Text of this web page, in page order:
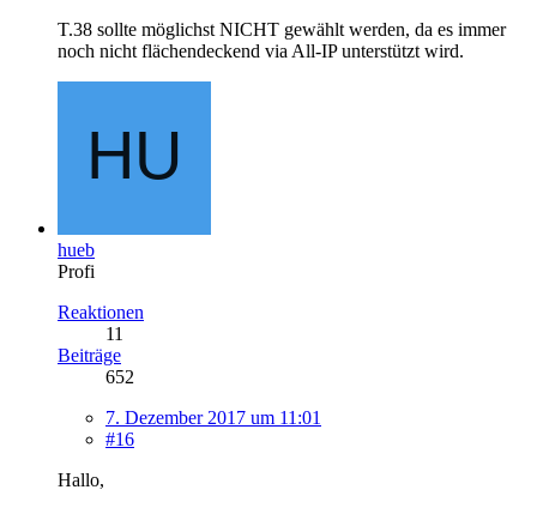
T.38 sollte möglichst NICHT gewählt werden, da es immer
noch nicht flächendeckend via All-IP unterstützt wird.
hueb
Profi
Reaktionen
11
Beiträge
652
7. Dezember 2017 um 11:01
#16
Hallo,